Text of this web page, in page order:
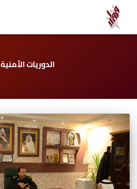
الدوريات الأمنية